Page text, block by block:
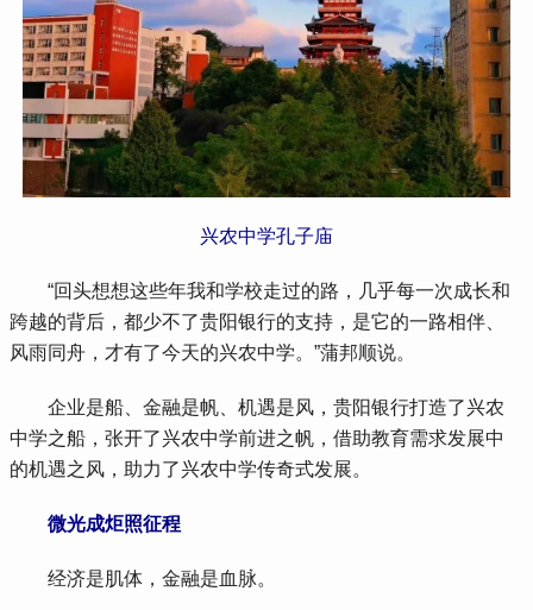
兴农中学孔子庙
“回头想想这些年我和学校走过的路，几乎每一次成长和
跨越的背后，都少不了贵阳银行的支持，是它的一路相伴、
风雨同舟，才有了今天的兴农中学。”蒲邦顺说。
企业是船、金融是帆、机遇是风，贵阳银行打造了兴农
中学之船，张开了兴农中学前进之帆，借助教育需求发展中
的机遇之风，助力了兴农中学传奇式发展。
微光成炬照征程
经济是肌体，金融是血脉。